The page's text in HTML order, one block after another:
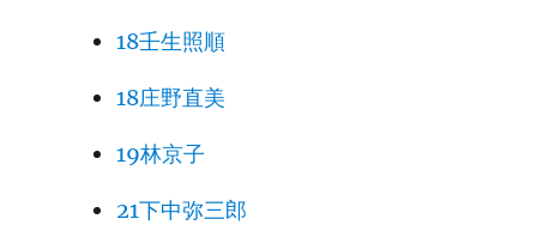
18壬生照順
18庄野直美
19林京子
21下中弥三郎